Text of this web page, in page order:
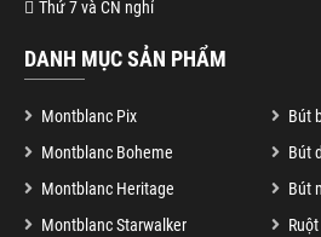
Thứ 7 và CN nghỉ
DANH MỤC SẢN PHẨM
Montblanc Pix
Bút
Montblanc Boheme
Bút
Montblanc Heritage
Bút
Montblanc Starwalker